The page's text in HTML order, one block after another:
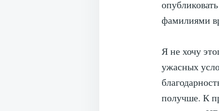
фамилиями
Я не хочу
ужасных
получше. К